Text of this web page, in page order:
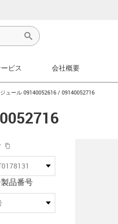
ビス 会社概要
right
ュール 09140052616 / 09140052716
lieferzeit
品番号